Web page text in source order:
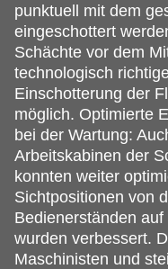
punktuell mit dem
eingeschottert
Schächte vor dem
technologisch
Einschotterung der
möglich. Optimierte
bei der Wartung:
Arbeitskabinen der
konnten weiter
Sichtpositionen von
Bedienerständen
wurden verbessert.
Maschinisten und